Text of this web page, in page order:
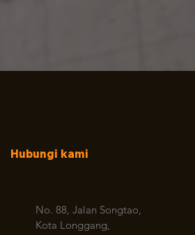
Hubungi kami
No. 88, Jalan Songtao,
Kota Longgang,